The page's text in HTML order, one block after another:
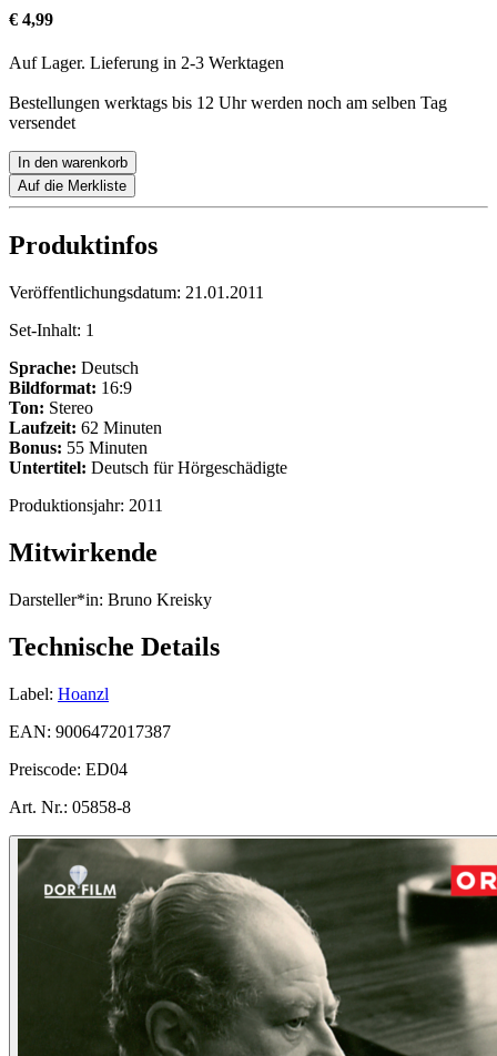
€ 4,99
Auf Lager. Lieferung in 2-3 Werktagen
Bestellungen werktags bis 12 Uhr werden noch am selben Tag
versendet
In den warenkorb
Auf die Merkliste
Produktinfos
Veröffentlichungsdatum: 21.01.2011
Set-Inhalt: 1
Sprache: Deutsch
Bildformat: 16:9
Ton: Stereo
Laufzeit: 62 Minuten
Bonus: 55 Minuten
Untertitel: Deutsch für Hörgeschädigte
Produktionsjahr: 2011
Mitwirkende
Darsteller*in: Bruno Kreisky
Technische Details
Label: Hoanzl
EAN: 9006472017387
Preiscode: ED04
Art. Nr.: 05858-8